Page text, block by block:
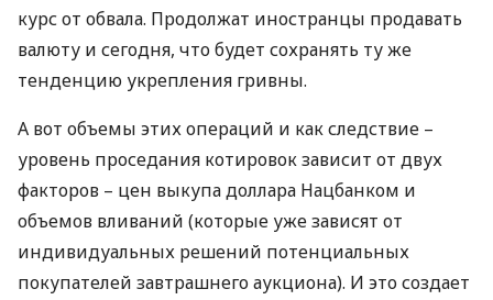
курс от обвала. Продолжат иностранцы продавать
валюту и сегодня, что будет сохранять ту же
тенденцию укрепления гривны.
А вот объемы этих операций и как следствие –
уровень проседания котировок зависит от двух
факторов – цен выкупа доллара Нацбанком и
объемов вливаний (которые уже зависят от
индивидуальных решений потенциальных
покупателей завтрашнего аукциона). И это создает